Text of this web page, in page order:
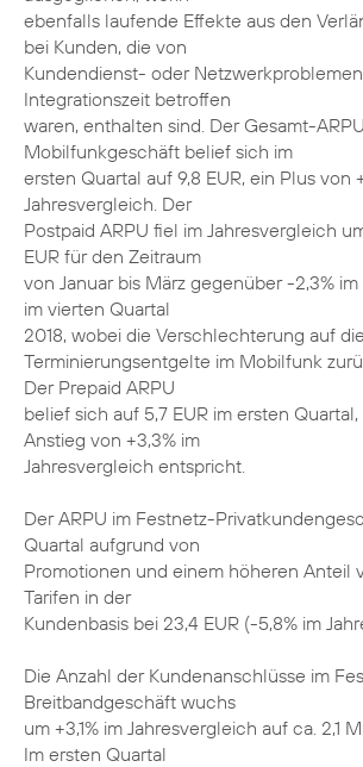
ebenfalls laufende Effekte aus den
bei Kunden, die von
Kundendienst- oder
Integrationszeit betroffen
waren, enthalten sind. Der Gesamt-
Mobilfunkgeschäft belief sich im
ersten Quartal auf 9,8 EUR, ein Plus von
Jahresvergleich. Der
Postpaid ARPU fiel im Jahresvergleich
EUR für den Zeitraum
von Januar bis März gegenüber -2,3%
im vierten Quartal
2018, wobei die Verschlechterung auf
Terminierungsentgelte im Mobilfunk
Der Prepaid ARPU
belief sich auf 5,7 EUR im ersten
Anstieg von +3,3% im
Jahresvergleich entspricht.
Der ARPU im Festnetz-
Quartal aufgrund von
Promotionen und einem höheren Anteil
Tarifen in der
Kundenbasis bei 23,4 EUR (-5,8% im
Die Anzahl der Kundenanschlüsse im
Breitbandgeschäft wuchs
um +3,1% im Jahresvergleich auf ca. 2,1
Im ersten Quartal